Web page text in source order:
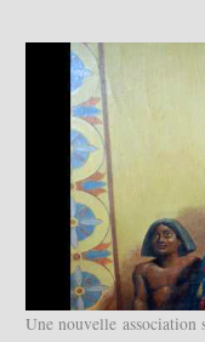
Une nouvelle association